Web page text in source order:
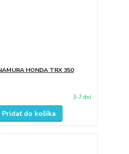
HONDA TRX 350
3-7 dní
Pridať do košíka